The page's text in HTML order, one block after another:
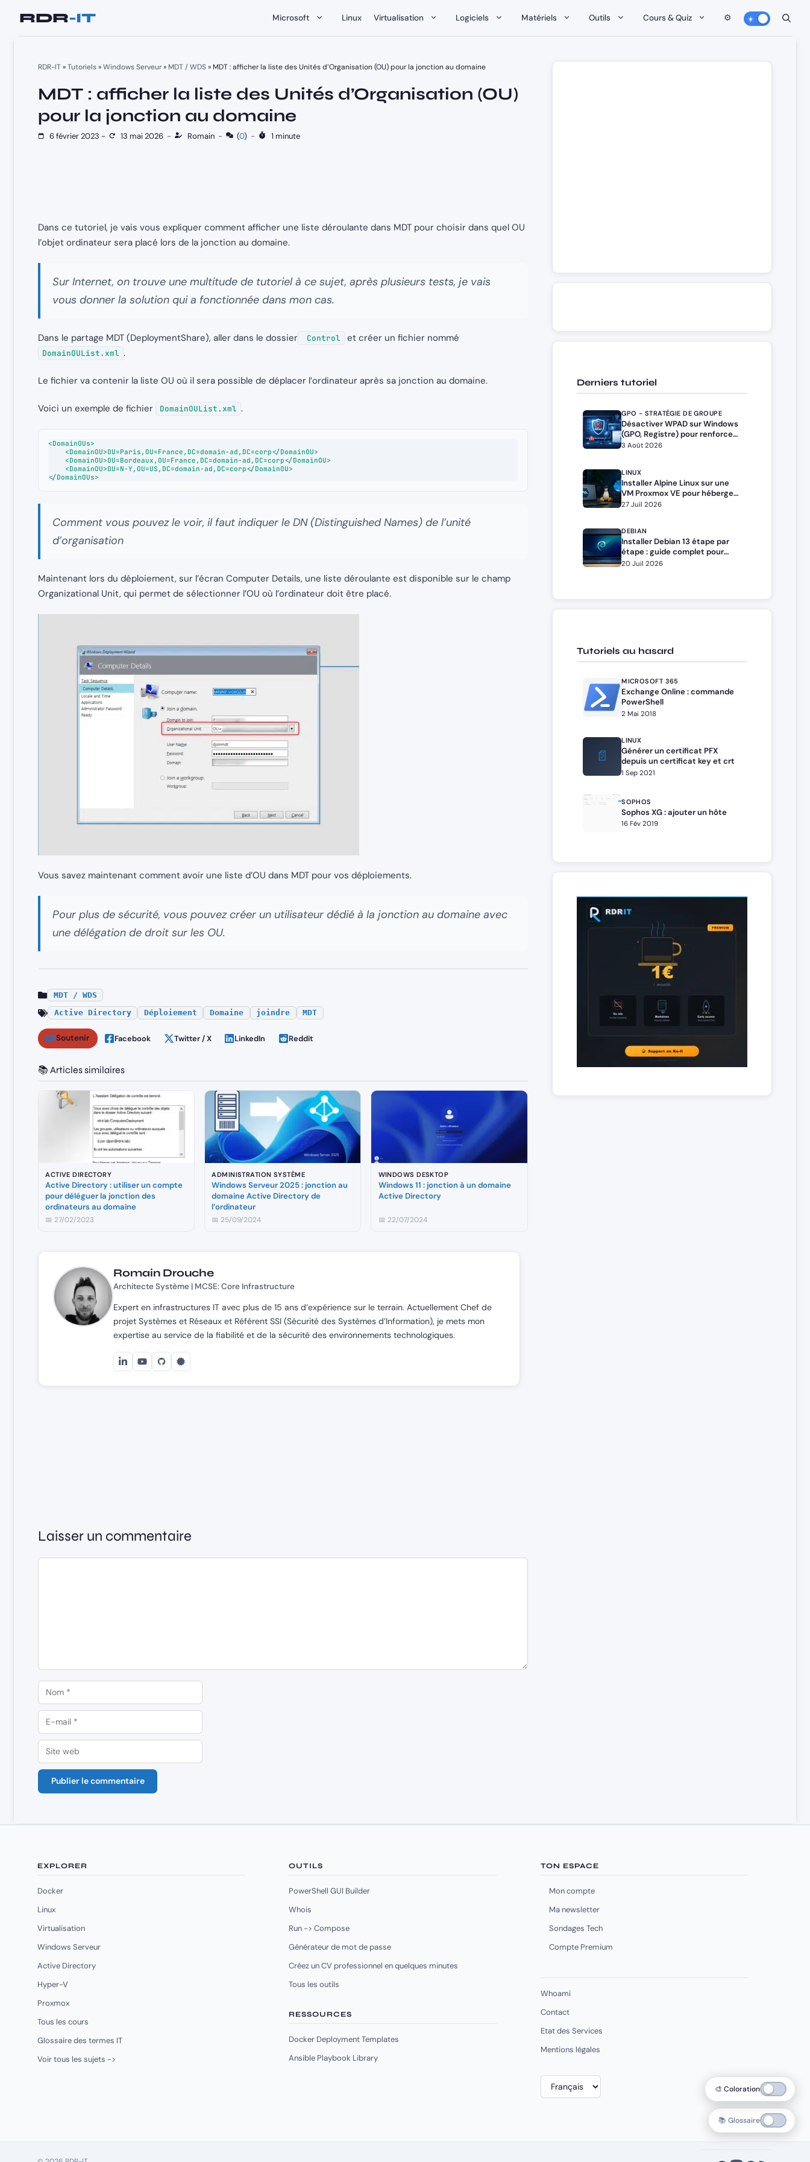
Microsoft Linux Virtualisation Logiciels Matériels Outils Cours & Quiz ⚙️
RDR-IT»Tutoriels»Windows Serveur» MDT / WDS» MDT : afficher la liste des Unités d’Organisation (OU) pour la jonction au domaine
MDT : afficher la liste des Unités d’Organisation (OU)
pour la jonction au domaine
6 février 2023 - 13 mai 2026 - Romain - (0) - 1 minute
Dans ce tutoriel, je vais vous expliquer comment afficher une liste déroulante dans MDT pour choisir dans quel OU
l’objet ordinateur sera placé lors de la jonction au domaine.
Sur Internet, on trouve une multitude de tutoriel à ce sujet, après plusieurs tests, je vais
vous donner la solution qui a fonctionnée dans mon cas.
Dans le partage MDT (DeploymentShare), aller dans le dossier Control et créer un fichier nommé
DomainOUList.xml .
Le fichier va contenir la liste OU où il sera possible de déplacer l’ordinateur après sa jonction au domaine.
Voici un exemple de fichier DomainOUList.xml .
<DomainOUs>
</DomainOUs>
Comment vous pouvez le voir, il faut indiquer le DN (Distinguished Names) de l’unité
d’organisation
Maintenant lors du déploiement, sur l’écran Computer Details, une liste déroulante est disponible sur le champ
Organizational Unit, qui permet de sélectionner l’OU où l’ordinateur doit être placé.
Vous savez maintenant comment avoir une liste d’OU dans MDT pour vos déploiements.
Pour plus de sécurité, vous pouvez créer un utilisateur dédié à la jonction au domaine avec
une délégation de droit sur les OU.
MDT / WDS
Active Directory
Déploiement Domaine joindre MDT
Soutenir Facebook Twitter / X LinkedIn Reddit
📚 Articles similaires
ACTIVE DIRECTORY
Active Directory : utiliser un compte
pour déléguer la jonction des
ordinateurs au domaine
📅 27/02/2023
ADMINISTRATION SYSTÈME
Windows Serveur 2025 : jonction au
domaine Active Directory de
l’ordinateur
📅 25/09/2024
WINDOWS DESKTOP
Windows 11 : jonction à un domaine
Active Directory
📅 22/07/2024
Romain Drouche
Architecte Système | MCSE: Core Infrastructure
Expert en infrastructures IT avec plus de 15 ans d’expérience sur le terrain. Actuellement Chef de
projet Systèmes et Réseaux et Référent SSI (Sécurité des Systèmes d’Information), je mets mon
expertise au service de la fiabilité et de la sécurité des environnements technologiques.
Laisser un commentaire
Commentaire
Nom
E-
mail
Site
web
Derniers tutoriel
GPO - STRATÉGIE DE GROUPE
Désactiver WPAD sur Windows
(GPO, Registre) pour renforcer
la sécurité
3 Août 2026
LINUX
Installer Alpine Linux sur une
VM Proxmox VE pour héberger
Docker et Docker Compose
27 Juil 2026
DEBIAN
Installer Debian 13 étape par
étape : guide complet pour
débutants et administrateurs
20 Juil 2026
Tutoriels au hasard
MICROSOFT 365
Exchange Online : commande
PowerShell
2 Mai 2018
📄
LINUX
Générer un certificat PFX
depuis un certificat key et crt
1 Sep 2021
SOPHOS
Sophos XG : ajouter un hôte
16 Fév 2019
EXPLORER
Docker
Linux
Virtualisation
Windows Serveur
Active Directory
Hyper-V
Proxmox
Tous les cours
Glossaire des termes IT
Voir tous les sujets ->
OUTILS
PowerShell GUI Builder
Whois
Run -> Compose
Générateur de mot de passe
Créez un CV professionnel en quelques minutes
Tous les outils
RESSOURCES
Docker Deployment Templates
Ansible Playbook Library
TON ESPACE
Mon compte
Ma newsletter
Sondages Tech
Compte Premium
Whoami
Contact
Etat des Services
Mentions légales
Choisir
une
📚 Glossaire
🎨 Coloration